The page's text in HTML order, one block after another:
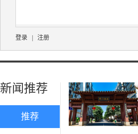
登录 注册
新闻推荐
推荐